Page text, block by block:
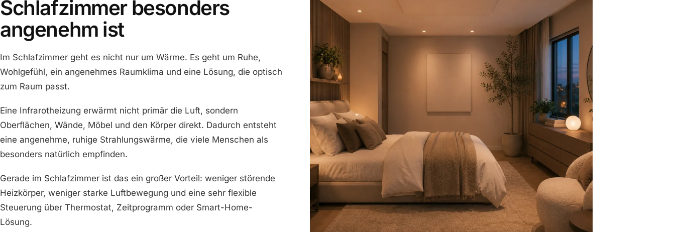
Schlafzimmer besonders
angenehm ist
Im Schlafzimmer geht es nicht nur um Wärme. Es geht um Ruhe,
Wohlgefühl, ein angenehmes Raumklima und eine Lösung, die optisch
zum Raum passt.
Eine Infrarotheizung erwärmt nicht primär die Luft, sondern
Oberflächen, Wände, Möbel und den Körper direkt. Dadurch entsteht
eine angenehme, ruhige Strahlungswärme, die viele Menschen als
besonders natürlich empfinden.
Gerade im Schlafzimmer ist das ein großer Vorteil: weniger störende
Heizkörper, weniger starke Luftbewegung und eine sehr flexible
Steuerung über Thermostat, Zeitprogramm oder Smart-Home-
Lösung.